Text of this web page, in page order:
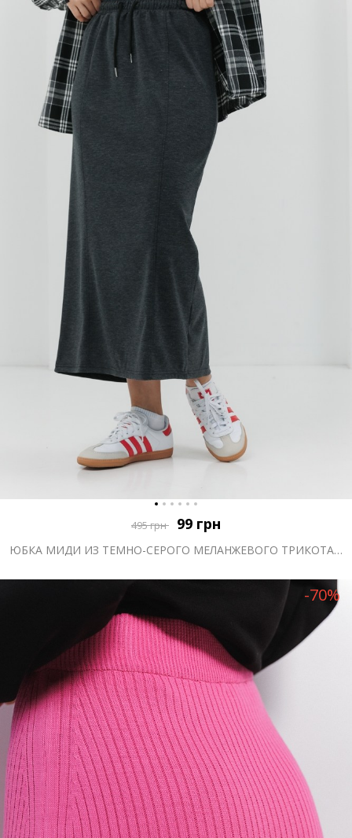
495грн 99 грн
ЮБКА МИДИ ИЗ ТЕМНО-СЕРОГО МЕЛАНЖЕВОГО ТРИКОТАЖА
-70%